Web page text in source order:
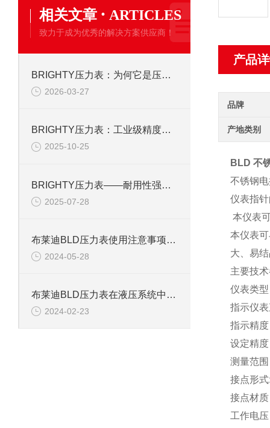
产品
品牌
产地类别
BLD 不
不锈钢
仪表指
本仪表
本仪表
大、易
主要技
仪表类
指示仪
指示精
设定精
测量范
接点形
接点材
工作电
相关文章 · ARTICLES
致力于成为优秀的解决方案供应商！
BRIGHTY压力表：为何它是压力监测的理想之选？
2026-03-27
BRIGHTY压力表：工业级精度如何重塑流体控制系统的稳定性
2025-10-25
BRIGHTY压力表——耐用性强，工业现场的理想选择
2025-07-28
布莱迪BLD压力表使用注意事项全解析
2024-05-28
布莱迪BLD压力表在液压系统中的关键应用与优势解析
2024-02-23